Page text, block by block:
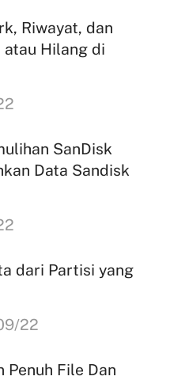
Riwayat, dan
atau Hilang di
SanDisk
Data Sandisk
dari Partisi yang
22
Penuh File Dan